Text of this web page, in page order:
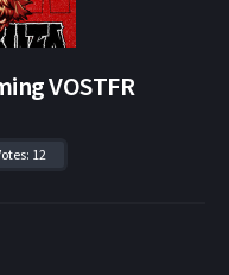
VOSTFR
12